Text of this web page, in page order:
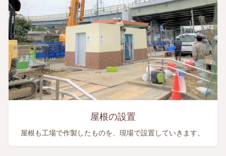
屋根の設置
屋根も工場で作製したものを、現場で設置していきます。